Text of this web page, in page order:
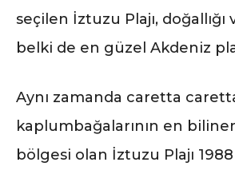
seçilen İztuzu Plajı,
belki de en güzel Akdeniz
Aynı zamanda caretta
kaplumbağalarının en
bölgesi olan İztuzu Plajı